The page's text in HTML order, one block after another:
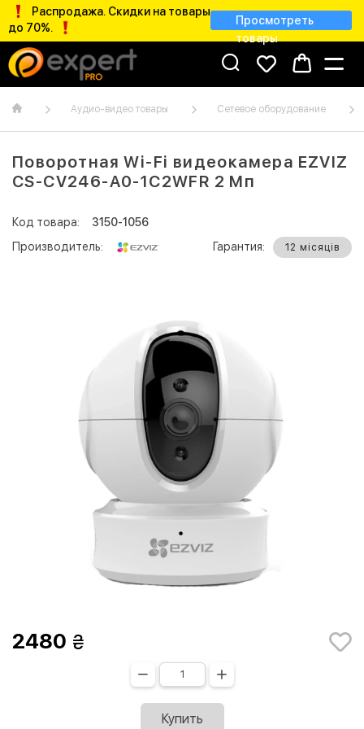
Распродажа. Скидки на товары
до 70%.
Просмотреть
товары
Аудио-видео товары Сетевое оборудование
Поворотная Wi-Fi видеокамера EZVIZ
CS-CV246-A0-1C2WFR 2 Мп
Код товара:
3150-1056
Производитель:
Гарантия: 12 місяців
2480
Купить